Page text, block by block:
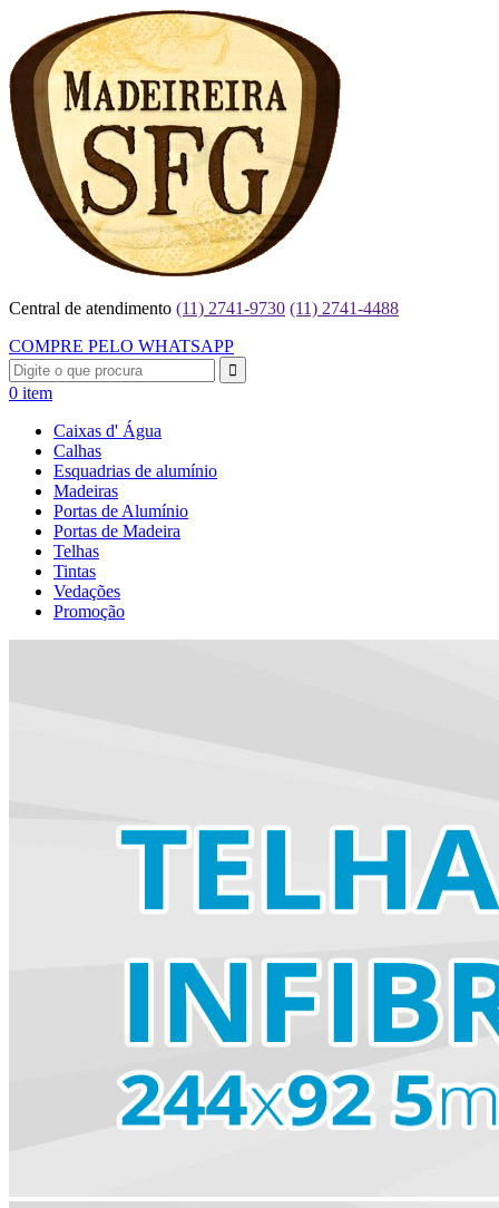
Central de atendimento (11) 2741-9730 (11) 2741-4488
COMPRE PELO WHATSAPP
0 item
Caixas d' Água
Calhas
Esquadrias de alumínio
Madeiras
Portas de Alumínio
Portas de Madeira
Telhas
Tintas
Vedações
Promoção